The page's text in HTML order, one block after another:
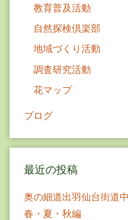
教育普及活動
自然探検倶楽部
地域づくり活動
調査研究活動
花マップ
ブログ
最近の投稿
奥の細道出羽仙台街道
春・夏・秋編